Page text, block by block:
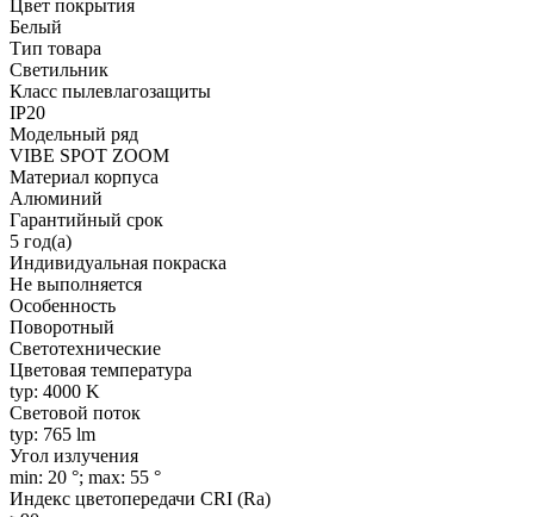
Цвет покрытия
Белый
Тип товара
Светильник
Класс пылевлагозащиты
IP20
Модельный ряд
VIBE SPOT ZOOM
Материал корпуса
Алюминий
Гарантийный срок
5 год(а)
Индивидуальная покраска
Не выполняется
Особенность
Поворотный
Светотехнические
Цветовая температура
typ: 4000 K
Световой поток
typ: 765 lm
Угол излучения
min: 20 °; max: 55 °
Индекс цветопередачи CRI (Ra)